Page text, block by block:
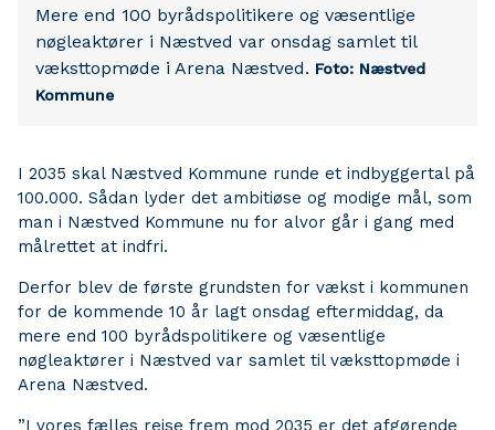
Mere end 100 byrådspolitikere og væsentlige
nøgleaktører i Næstved var onsdag samlet til
væksttopmøde i Arena Næstved. Foto: Næstved
Kommune
I 2035 skal Næstved Kommune runde et indbyggertal på
100.000. Sådan lyder det ambitiøse og modige mål, som
man i Næstved Kommune nu for alvor går i gang med
målrettet at indfri.
Derfor blev de første grundsten for vækst i kommunen
for de kommende 10 år lagt onsdag eftermiddag, da
mere end 100 byrådspolitikere og væsentlige
nøgleaktører i Næstved var samlet til væksttopmøde i
Arena Næstved.
”I vores fælles rejse frem mod 2035 er det afgørende